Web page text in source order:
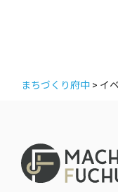
まちづくり府中 > イ